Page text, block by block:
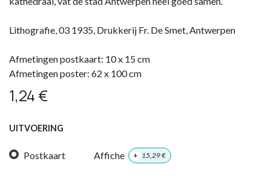
Lithografie, 03 1935, Drukkerij Fr. De Smet, Antwerpen
Afmetingen postkaart: 10 x 15 cm
Afmetingen poster: 62 x 100 cm
1,24 €
UITVOERING
Postkaart Affiche + 15,29€